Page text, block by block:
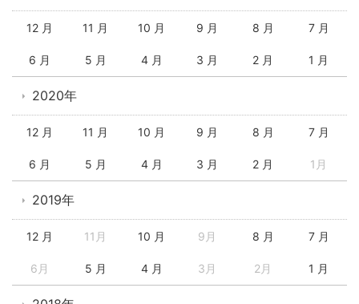
12 月 11 月 10 月 9 月 8 月 7 月
6 月 5 月 4 月 3 月 2 月 1 月
2020年
12 月 11 月 10 月 9 月 8 月 7 月
6 月 5 月 4 月 3 月 2 月 1月
2019年
12 月 11月 10 月 9月 8 月 7 月
6月 5 月 4 月 3月 2月 1 月